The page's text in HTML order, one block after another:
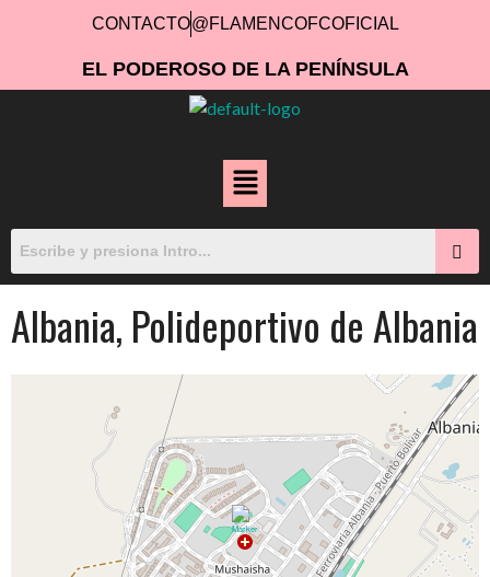
CONTACTO@FLAMENCOFCOFICIAL
EL PODEROSO DE LA PENÍNSULA
Albania, Polideportivo de Albania